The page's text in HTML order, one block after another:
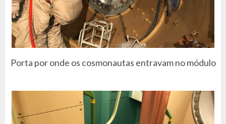
Porta por onde os cosmonautas entravam no módulo